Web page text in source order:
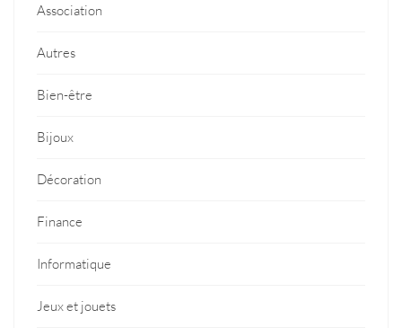
Association
Autres
Bien-être
Bijoux
Décoration
Finance
Informatique
Jeux et jouets